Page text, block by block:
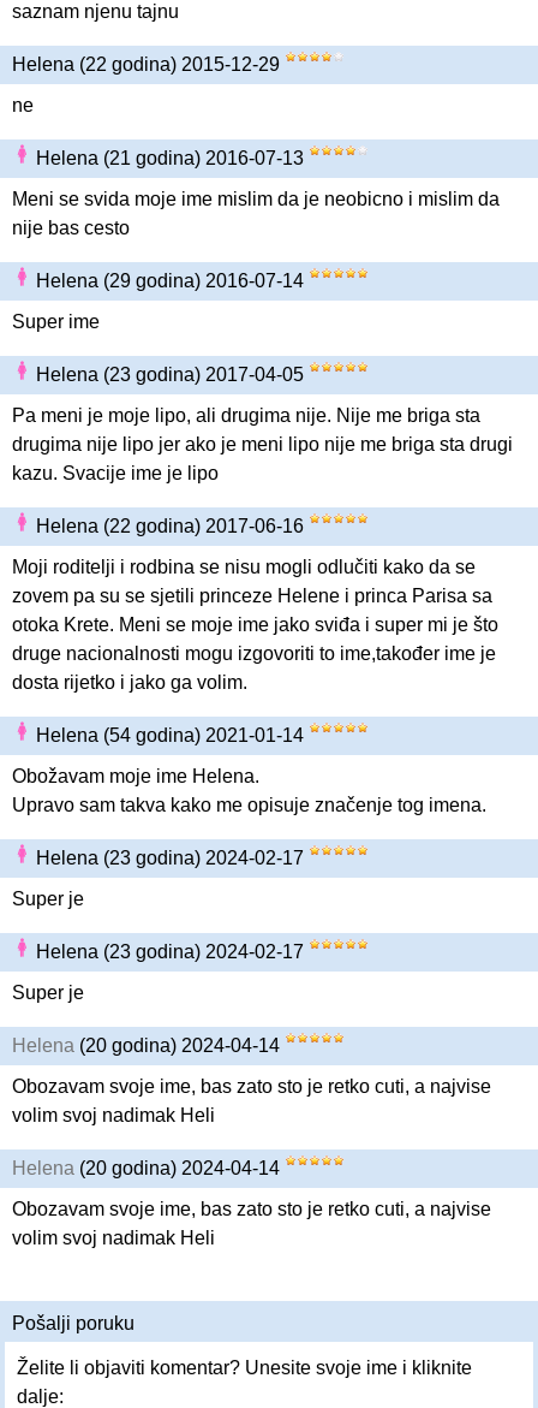
saznam njenu tajnu
Helena (22 godina) 2015-12-29
ne
Helena (21 godina) 2016-07-13
Meni se svida moje ime mislim da je neobicno i mislim da
nije bas cesto
Helena (29 godina) 2016-07-14
Super ime
Helena (23 godina) 2017-04-05
Pa meni je moje lipo, ali drugima nije. Nije me briga sta
drugima nije lipo jer ako je meni lipo nije me briga sta drugi
kazu. Svacije ime je lipo
Helena (22 godina) 2017-06-16
Moji roditelji i rodbina se nisu mogli odlučiti kako da se
zovem pa su se sjetili princeze Helene i princa Parisa sa
otoka Krete. Meni se moje ime jako sviđa i super mi je što
druge nacionalnosti mogu izgovoriti to ime,također ime je
dosta rijetko i jako ga volim.
Helena (54 godina) 2021-01-14
Obožavam moje ime Helena.
Upravo sam takva kako me opisuje značenje tog imena.
Helena (23 godina) 2024-02-17
Super je
Helena (23 godina) 2024-02-17
Super je
Helena (20 godina) 2024-04-14
Obozavam svoje ime, bas zato sto je retko cuti, a najvise
volim svoj nadimak Heli
Helena (20 godina) 2024-04-14
Obozavam svoje ime, bas zato sto je retko cuti, a najvise
volim svoj nadimak Heli
Pošalji poruku
Želite li objaviti komentar? Unesite svoje ime i kliknite
dalje: